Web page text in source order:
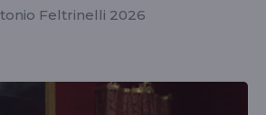
Feltrinelli 2026